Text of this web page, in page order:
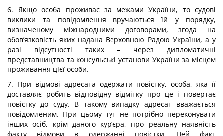
6. Якщо особа проживає за межами України, то судові
виклики та повідомлення вручаються їй у порядку,
визначеному міжнародними договорами, згода на
обов’язковість яких надана Верховною Радою України, а у
разі відсутності таких – через дипломатичні
представництва та консульські установи України за місцем
проживання цієї особи.
7. При відмові адресата одержати повістку, особа, яка її
доставляє робить відповідну відмітку про це і повертає
повістку до суду. В такому випадку адресат вважається
повідомленим. При цьому тут не потрібно переконувати
інших осіб, крім даного кур’єра, про реальну наявність
факту відмови в одержанні повістки. Цей факт